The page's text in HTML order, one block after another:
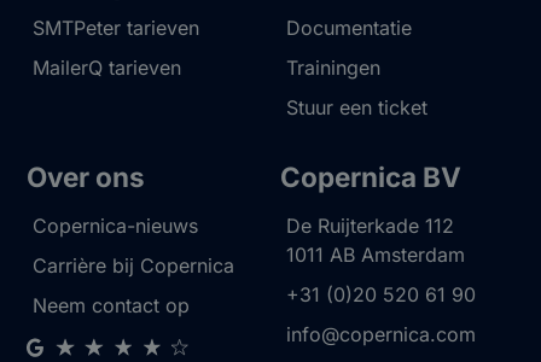
SMTPeter tarieven
MailerQ tarieven
Documentatie
Trainingen
Stuur een ticket
Over ons
Copernica-nieuws
Carrière bij Copernica
Neem contact op
Copernica BV
De Ruijterkade 112
1011 AB Amsterdam
+31 (0)20 520 61 90
info@copernica.com